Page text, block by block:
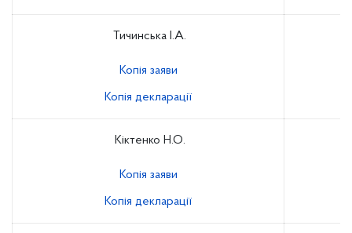
Тичинська І.А.
Копія заяви
Копія декларації
Кіктенко Н.О.
Копія заяви
Копія декларації